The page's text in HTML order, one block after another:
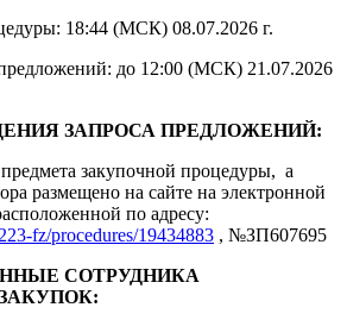
18:44 (МСК) 08.07.2026 г.
до 12:00 (МСК) 21.07.2026
ЗАПРОСА ПРЕДЛОЖЕНИЙ:
закупочной процедуры, а
размещено на сайте на электронной
по адресу:
fz/procedures/19434883 , №ЗП607695
СОТРУДНИКА